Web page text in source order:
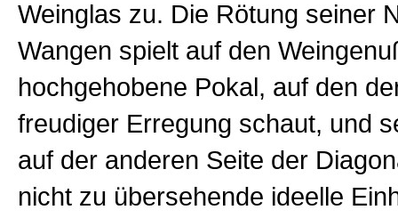
Weinglas zu. Die Rötung seiner
Wangen spielt auf den
hochgehobene Pokal, auf den
freudiger Erregung schaut, und
auf der anderen Seite der
nicht zu übersehende ideelle